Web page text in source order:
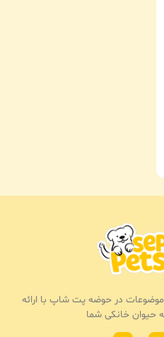
در حوضه پت شاپ با ارائه
حیوان خانکی شما